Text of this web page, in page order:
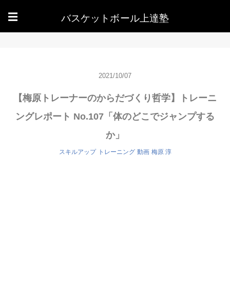
☰ バスケットボール上達塾
2021/10/07
【梅原トレーナーのからだづくり哲学】トレーニ
ングレポート No.107「体のどこでジャンプする
か」
スキルアップ トレーニング 動画 梅原 淳